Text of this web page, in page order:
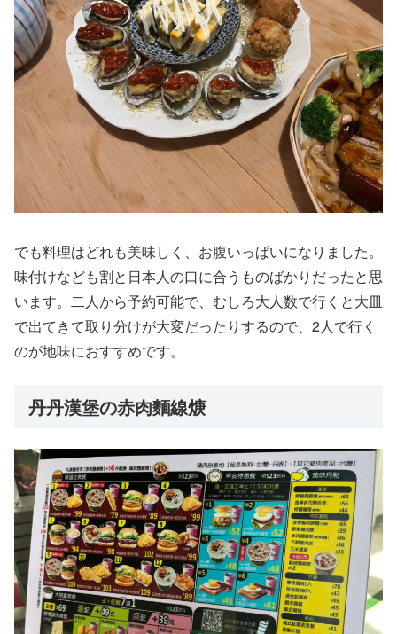
でも料理はどれも美味しく、お腹いっぱいになりました。
味付けなども割と日本人の口に合うものばかりだったと思
います。二人から予約可能で、むしろ大人数で行くと大皿
で出てきて取り分けが大変だったりするので、2人で行く
のが地味におすすめです。
丹丹漢堡の赤肉麵線焿